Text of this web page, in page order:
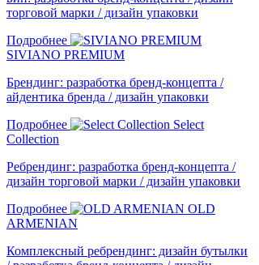
торговой марки / дизайн упаковки
Подробнее
SIVIANO PREMIUM
Брендинг: разработка бренд-концепта /
айдентика бренда / дизайн упаковки
Подробнее
Select
Collection
Ребрендинг: разработка бренд-концепта /
дизайн торговой марки / дизайн упаковки
Подробнее
OLD
ARMENIAN
Комплексный ребрендинг: дизайн бутылки